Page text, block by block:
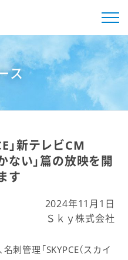
ス
」新テレビCM
ない」篇の放映を開
す
2024年11月1日
Ｓｋｙ株式会社
刺管理「SKYPCE（スカイ